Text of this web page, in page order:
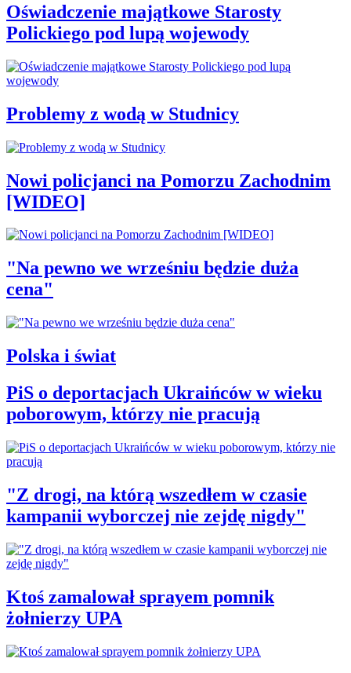
Oświadczenie majątkowe Starosty
Polickiego pod lupą wojewody
Problemy z wodą w Studnicy
Nowi policjanci na Pomorzu Zachodnim
[WIDEO]
"Na pewno we wrześniu będzie duża
cena"
Polska i świat
PiS o deportacjach Ukraińców w wieku
poborowym, którzy nie pracują
"Z drogi, na którą wszedłem w czasie
kampanii wyborczej nie zejdę nigdy"
Ktoś zamalował sprayem pomnik
żołnierzy UPA